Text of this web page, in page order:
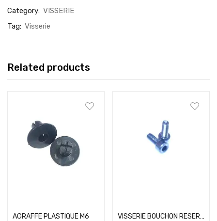
Category: VISSERIE
Tag: Visserie
Related products
AGRAFFE PLASTIQUE M6
VISSERIE BOUCHON RESERVOIR PROBOLT M4 10MM NOIR